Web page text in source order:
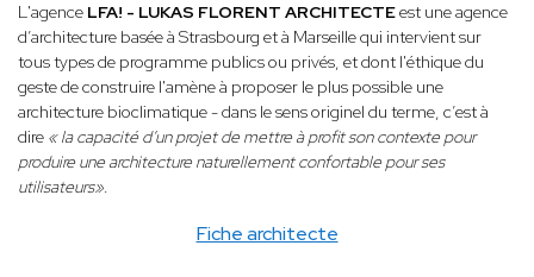
Fiche architecte
L'agence LFA! - LUKAS FLORENT ARCHITECTEest une agence
d’architecture basée à Strasbourg et à Marseille qui intervient sur
tous types de programme publics ou privés, et dont l'éthique du
geste de construire l'amène à proposer le plus possible une
architecture bioclimatique - dans le sens originel du terme, c’est à
dire « la capacité d’un projet de mettre à profit son contexte pour
produire une architecture naturellement confortable pour ses
utilisateurs».